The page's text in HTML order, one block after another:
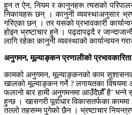
हुन त ऐन, नियम र कानुनहरू त्यसको
निकायहरू छन् । कानुनी व्यवस्थाअनुसार
गरिएका छन् । तर यसको प्रभावकारी
होइन भ्रष्टाचार हुने । पढ्दापढ्दै र
लागि रहेका कानुनी व्यवस्थाको कार्यान्वयन
अनुगमन,मूल्याङ्कन प्रणालीको
कामको अनुगमन, मूल्याङ्कनको काम
खालको मूल्याङ्कन गर्ने ? लगायतका
फलानो बार हामी अनुगमनमा आउँदैछौँ है’ भन्ने
हुन्छ । खासगरी पूर्वाधार विकासतर्फका
तल्लो तहसम्म पुगेको छैन । भ्रष्टाचार